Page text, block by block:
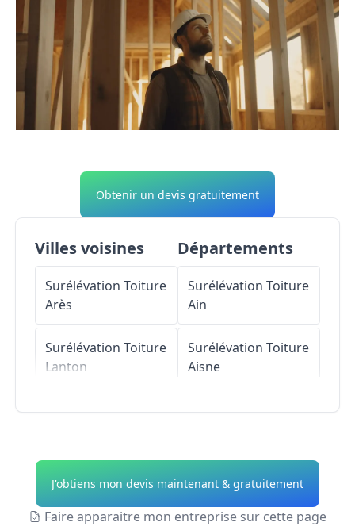
Obtenir un devis gratuitement
Villes voisines
Surélévation Toiture
Arès
Surélévation Toiture
Lanton
Surélévation Toiture
Arcachon
Départements
Surélévation Toiture
Ain
Surélévation Toiture
Aisne
Surélévation Toiture
Alpes-de-Haute-
Provence
J'obtiens mon devis maintenant & gratuitement
Faire apparaitre mon entreprise sur cette page